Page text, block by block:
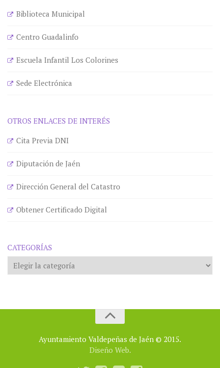
Biblioteca Municipal
Centro Guadalinfo
Escuela Infantil Los Colorines
Sede Electrónica
OTROS ENLACES DE INTERÉS
Cita Previa DNI
Diputación de Jaén
Dirección General del Catastro
Obtener Certificado Digital
CATEGORÍAS
Categorías
Ayuntamiento Valdepeñas de Jaén © 2015.
Diseño Web.